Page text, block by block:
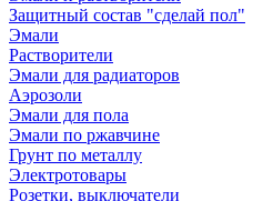
Защитный состав "сделай пол"
Эмали
Растворители
Эмали для радиаторов
Аэрозоли
Эмали для пола
Эмали по ржавчине
Грунт по металлу
Электротовары
Розетки, выключатели